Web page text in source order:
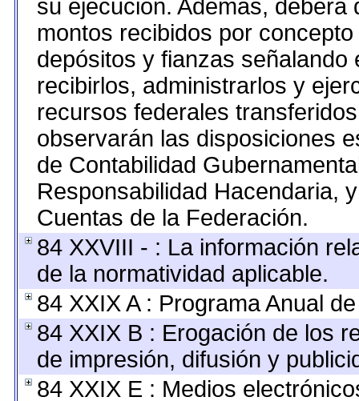
su ejecución. Además,
montos recibidos por
depósitos y fianzas
recibirlos, administrarlos y
recursos federales
observarán las disposiciones
de Contabilidad
Responsabilidad Hacendaria,
Cuentas de la Federación.
84 XXVIII - : La información
de la normatividad aplicable.
84 XXIX A : Programa Anual
84 XXIX B : Erogación de los
de impresión, difusión y
84 XXIX E : Medios